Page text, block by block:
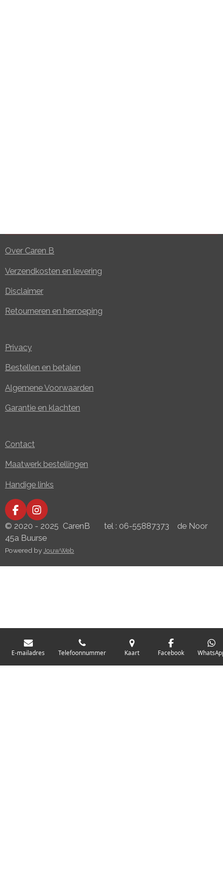
Over Caren B
Verzendkosten en levering
Disclaimer
Retourneren en herroeping
Privacy
Bestellen en betalen
Algemene Voorwaarden
Garantie en klachten
Contact
Maatwerk bestellingen
Handige links
F
a
e
b
I
n
t
a
© 2020 - 2025 CarenB tel : 06-55887373 de Noor
45a Buurse
Powered by JouwWeb
E-mailadres Telefoonnummer Kaart Facebook